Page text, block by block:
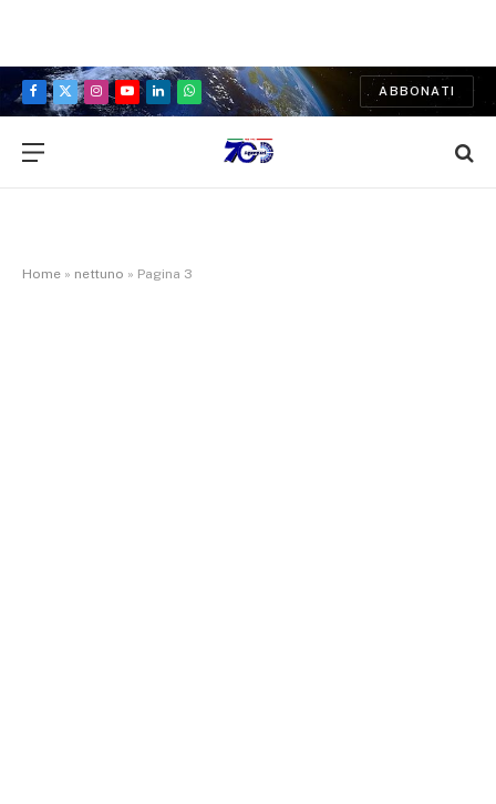
Facebook
X
Instagram
YouTubeLinkedInWhatsApp
ABBONATI
Home » nettuno » Pagina 3